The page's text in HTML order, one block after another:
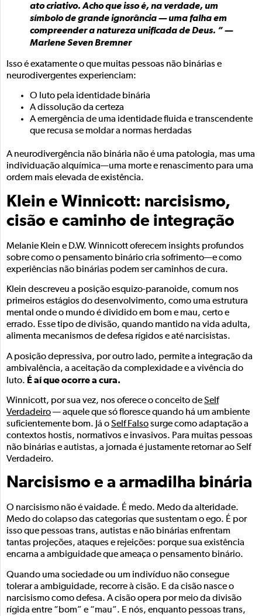
ato criativo. Acho que isso é, na verdade, um
símbolo de grande ignorância — uma falha em
compreender a natureza unificada de Deus. ” —
Marlene Seven Bremner
Isso é exatamente o que muitas pessoas não binárias e
neurodivergentes experienciam:
O luto pela identidade binária
A dissolução da certeza
A emergência de uma identidade fluida e transcendente
que recusa se moldar a normas herdadas
A neurodivergência não binária não é uma patologia, mas uma
individuação alquímica—uma morte e renascimento para uma
ordem mais elevada de existência.
Klein e Winnicott: narcisismo,
cisão e caminho de integração
Melanie Klein e D.W. Winnicott oferecem insights profundos
sobre como o pensamento binário cria sofrimento—e como
experiências não binárias podem ser caminhos de cura.
Klein descreveu a posição esquizo-paranoide, comum nos
primeiros estágios do desenvolvimento, como uma estrutura
mental onde o mundo é dividido em bom e mau, certo e
errado. Esse tipo de divisão, quando mantido na vida adulta,
alimenta mecanismos de defesa rígidos e até narcisistas.
A posição depressiva, por outro lado, permite a integração da
ambivalência, a aceitação da complexidade e a vivência do
luto. É aí que ocorre a cura.
Winnicott, por sua vez, nos oferece o conceito deSelf
Verdadeiro— aquele que só floresce quando há um ambiente
suficientemente bom. Já oSelf Falsosurge como adaptação a
contextos hostis, normativos e invasivos. Para muitas pessoas
não binárias e autistas, a jornada é justamente retornar ao Self
Verdadeiro.
Narcisismo e a armadilha binária
O narcisismo não é vaidade. É medo. Medo da alteridade.
Medo do colapso das categorias que sustentam o ego. É por
isso que pessoas trans, autistas e não binárias enfrentam
tantas projeções, ataques e rejeições: porque sua existência
encarna a ambiguidade que ameaça o pensamento binário.
Quando uma sociedade ou um indivíduo não consegue
tolerar a ambiguidade, recorre à cisão. E da cisão nasce o
narcisismo como defesa. A cisão opera por meio da divisão
rígida entre “bom” e “mau”. E nós, enquanto pessoas trans,